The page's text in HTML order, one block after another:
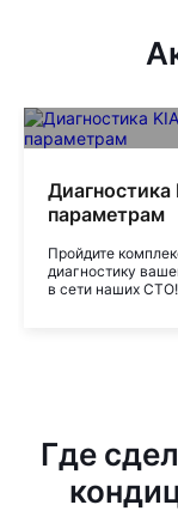
Диагностика
параметрам
Пройдите
диагностику
в сети наших СТО!
Где